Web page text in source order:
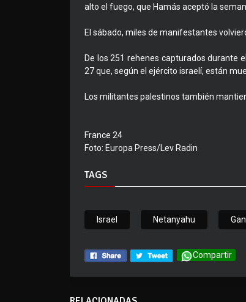
alto el fuego, que Hamás aceptó la
El sábado, miles de manifestantes
De los 251 rehenes capturados durante
27 que, según el ejército israelí, están
Los militantes palestinos también
France 24
Foto: Europa Press/Lev Radin
TAGS
Israel Netanyahu
Compartir